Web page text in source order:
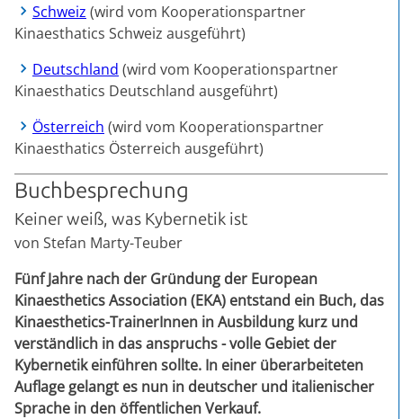
Schweiz (wird vom Kooperationspartner
Kinaesthatics Schweiz ausgeführt)
Deutschland (wird vom Kooperationspartner
Kinaesthatics Deutschland ausgeführt)
Österreich (wird vom Kooperationspartner
Kinaesthatics Österreich ausgeführt)
Buchbesprechung
Keiner weiß, was Kybernetik ist
von Stefan Marty-Teuber
Fünf Jahre nach der Gründung der European
Kinaesthetics Association (EKA) entstand ein Buch, das
Kinaesthetics-TrainerInnen in Ausbildung kurz und
verständlich in das anspruchs - volle Gebiet der
Kybernetik einführen sollte. In einer überarbeiteten
Auflage gelangt es nun in deutscher und italienischer
Sprache in den öffentlichen Verkauf.